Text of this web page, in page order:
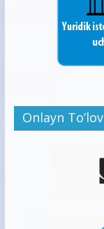
Onlayn To’lov